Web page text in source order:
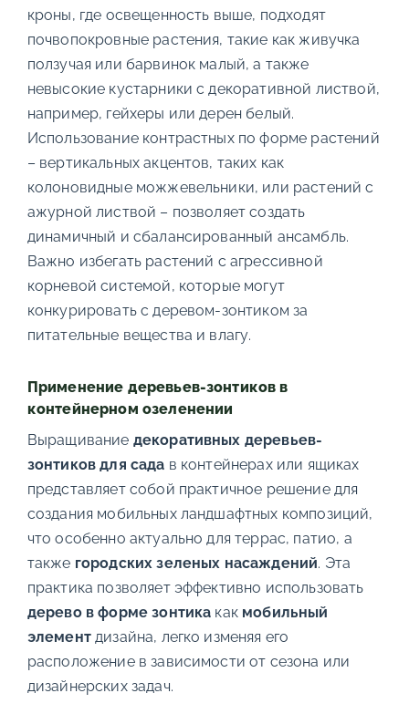
кроны, где освещенность выше, подходят
почвопокровные растения, такие как живучка
ползучая или барвинок малый, а также
невысокие кустарники с декоративной листвой,
например, гейхеры или дерен белый.
Использование контрастных по форме растений
– вертикальных акцентов, таких как
колоновидные можжевельники, или растений с
ажурной листвой – позволяет создать
динамичный и сбалансированный ансамбль.
Важно избегать растений с агрессивной
корневой системой, которые могут
конкурировать с деревом-зонтиком за
питательные вещества и влагу.
Применение деревьев-зонтиков в
контейнерном озеленении
Выращивание декоративных деревьев-
зонтиков для сада в контейнерах или ящиках
представляет собой практичное решение для
создания мобильных ландшафтных композиций,
что особенно актуально для террас, патио, а
также городских зеленых насаждений. Эта
практика позволяет эффективно использовать
дерево в форме зонтика как мобильный
элементдизайна, легко изменяя его
расположение в зависимости от сезона или
дизайнерских задач.